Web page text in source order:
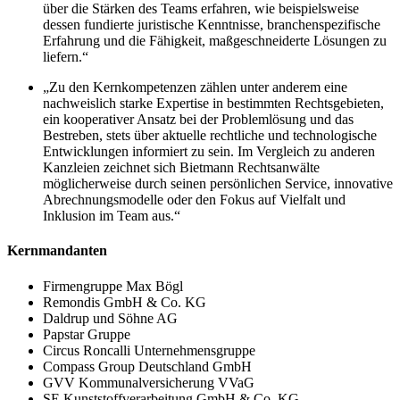
über die Stärken des Teams erfahren, wie beispielsweise
dessen fundierte juristische Kenntnisse, branchenspezifische
Erfahrung und die Fähigkeit, maßgeschneiderte Lösungen zu
liefern.“
„Zu den Kernkompetenzen zählen unter anderem eine
nachweislich starke Expertise in bestimmten Rechtsgebieten,
ein kooperativer Ansatz bei der Problemlösung und das
Bestreben, stets über aktuelle rechtliche und technologische
Entwicklungen informiert zu sein. Im Vergleich zu anderen
Kanzleien zeichnet sich Bietmann Rechtsanwälte
möglicherweise durch seinen persönlichen Service, innovative
Abrechnungsmodelle oder den Fokus auf Vielfalt und
Inklusion im Team aus.“
Kernmandanten
Firmengruppe Max Bögl
Remondis GmbH & Co. KG
Daldrup und Söhne AG
Papstar Gruppe
Circus Roncalli Unternehmensgruppe
Compass Group Deutschland GmbH
GVV Kommunalversicherung VVaG